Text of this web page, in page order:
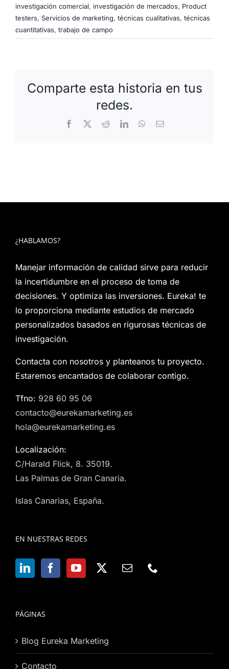
investigación comercial, investigación de mercados, Product
testers, Servicios de marketing, técnicas cualitativas, técnicas
cuantitativas, trabajo de campo
Comparte esta historia en tus
redes.
Facebook RedditLinkedInWhatsApp
Correo
¿HABLAMOS?
Manejar información de calidad sirve para reducir
la incertidumbre en el proceso de toma de
decisiones. Y optimiza las inversiones. Eureka! te
lo proporciona mediante estudios de mercado
personalizados basados en rigurosas técnicas de
investigación.
Contacta con nosotros y planteanos tu proyecto.
Estaremos encantados de colaborar contigo.
Tfno: 928 60 95 06
contacto@eurekamarketing.es
hola@eurekamarketing.es
Localización:
C/Harald Flick, 8. 35019.
Las Palmas de Gran Canaria.
Islas Canarias, España.
EN NUESTRAS REDES
PÁGINAS
Blog Eureka Marketing
Contacto